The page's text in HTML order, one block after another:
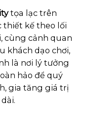
tọa lạc trên
thiết kế theo lối
cùng cảnh quan
khách dạo chơi,
là nơi lý tưởng
hảo để quý
gia tăng giá trị